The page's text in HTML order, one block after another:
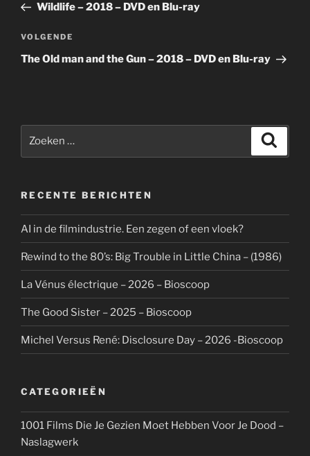
bericht
Wildlife – 2018 – DVD en Blu-ray
Volgend
bericht
VOLGENDE
The Old man and the Gun – 2018 – DVD en Blu-ray
RECENTE BERICHTEN
AI in de filmindustrie. Een zegen of een vloek?
Rewind to the 80’s: Big Trouble in Little China – (1986)
La Vénus électrique – 2026 – Bioscoop
The Good Sister – 2025 – Bioscoop
Michel Versus René: Disclosure Day – 2026 -Bioscoop
CATEGORIEËN
1001 Films Die Je Gezien Moet Hebben Voor Je Dood –
Naslagwerk